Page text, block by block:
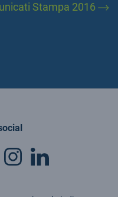
Stampa 2016